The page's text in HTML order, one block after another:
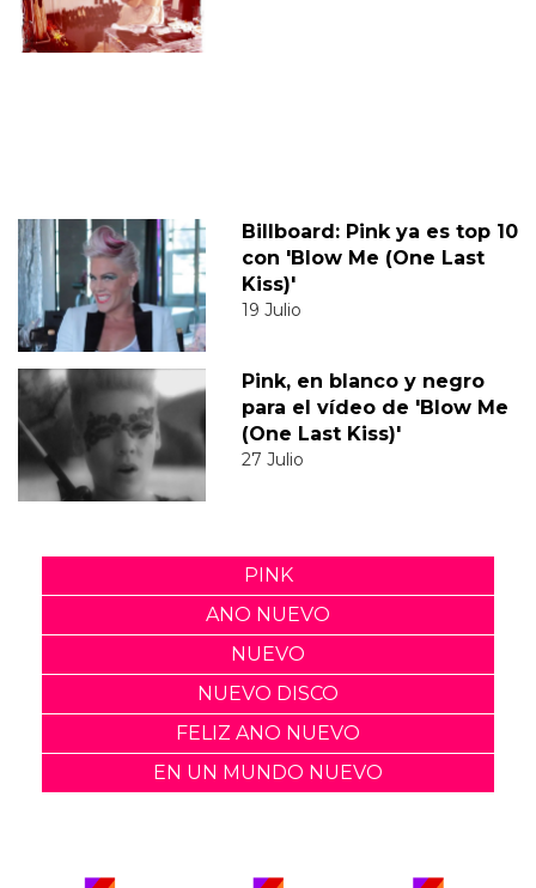
Billboard: Pink ya es top 10
con 'Blow Me (One Last
Kiss)'
19 Julio
Pink, en blanco y negro
para el vídeo de 'Blow Me
(One Last Kiss)'
27 Julio
PINK
ANO NUEVO
NUEVO
NUEVO DISCO
FELIZ ANO NUEVO
EN UN MUNDO NUEVO